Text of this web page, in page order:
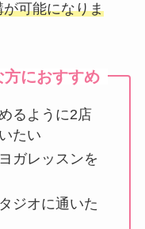
可能になりま
におすすめ
るように2店
たい
ガレッスンを
ジオに通いた